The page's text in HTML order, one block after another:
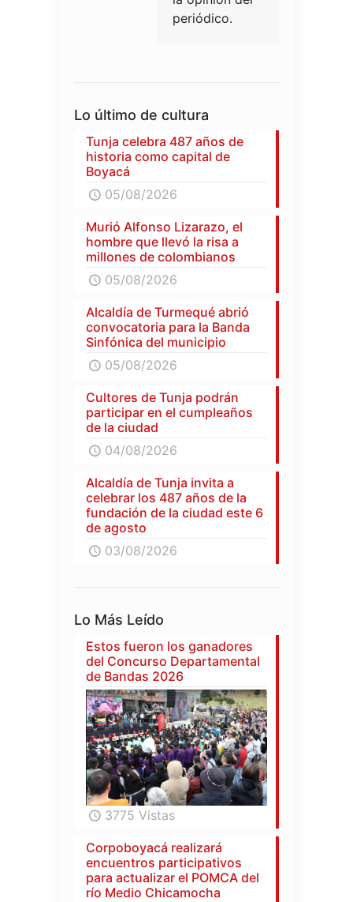
periódico.
Lo último de cultura
Tunja celebra 487 años de
historia como capital de
Boyacá
05/08/2026
Murió Alfonso Lizarazo, el
hombre que llevó la risa a
millones de colombianos
05/08/2026
Alcaldía de Turmequé abrió
convocatoria para la Banda
Sinfónica del municipio
05/08/2026
Cultores de Tunja podrán
participar en el cumpleaños
de la ciudad
04/08/2026
Alcaldía de Tunja invita a
celebrar los 487 años de la
fundación de la ciudad este 6
de agosto
03/08/2026
Lo Más Leído
Estos fueron los ganadores
del Concurso Departamental
de Bandas 2026
3775 Vistas
Corpoboyacá realizará
encuentros participativos
para actualizar el POMCA del
río Medio Chicamocha